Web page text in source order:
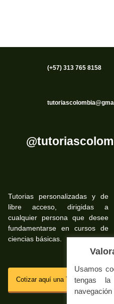
(+57) 313 765 8158
Tutorias personalizadas y de
libre acceso, dirigidas a
cualquier persona que desee
fundamentarse en cursos de
ciencias básicas.
Cotizar aquí una Tutoria Web
Usamos
tengas la
navegación